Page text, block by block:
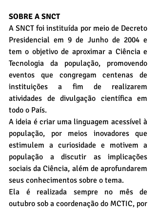
SOBRE A SNCT
A SNCT foi instituída por meio de Decreto
Presidencial em 9 de Junho de 2004 e
tem o objetivo de aproximar a Ciência e
Tecnologia da população, promovendo
eventos que congregam centenas de
instituições a fim de realizarem
atividades de divulgação científica em
todo o País.
A ideia é criar uma linguagem acessível à
população, por meios inovadores que
estimulem a curiosidade e motivem a
população a discutir as implicações
sociais da Ciência, além de aprofundarem
seus conhecimentos sobre o tema.
Ela é realizada sempre no mês de
outubro sob a coordenação do MCTIC, por